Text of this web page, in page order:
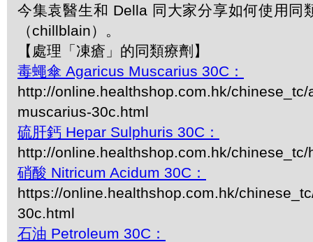
今集袁醫生和 Della 同大家分享如何使用同
（chillblain）。
【處理「凍瘡」的同類療劑】
毒蠅傘 Agaricus Muscarius 30C：
http://online.healthshop.com.hk/chinese_tc/
muscarius-30c.html
硫肝鈣 Hepar Sulphuris 30C：
http://online.healthshop.com.hk/
硝酸 Nitricum Acidum 30C：
https://online.healthshop.com.hk/
30c.html
石油 Petroleum 30C：